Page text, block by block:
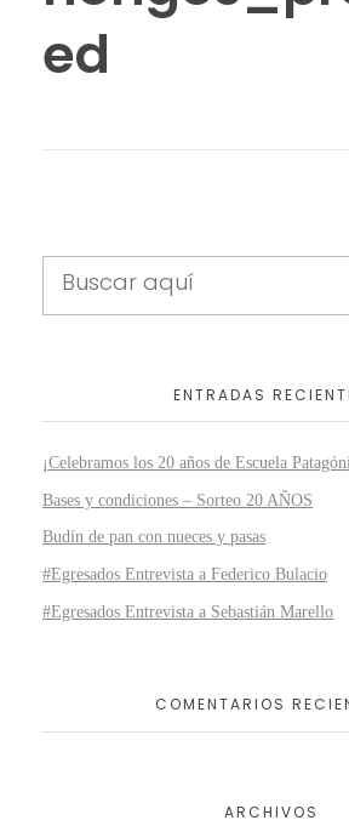
ed
ENTRADAS
¡Celebramos los 20 años de Escuela
Bases y condiciones – Sorteo 20 AÑOS
Budín de pan con nueces y pasas
#Egresados Entrevista a Federico Bulacio
#Egresados Entrevista a Sebastián Marello
COMENTARIOS
ARCHIVOS